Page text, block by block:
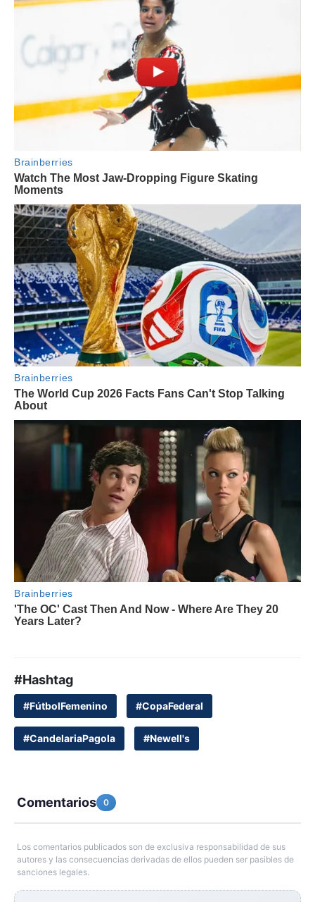
#Hashtag
#FútbolFemenino #CopaFederal
#CandelariaPagola #Newell's
Comentarios 0
Los comentarios publicados son de exclusiva responsabilidad de sus
autores y las consecuencias derivadas de ellos pueden ser pasibles de
sanciones legales.